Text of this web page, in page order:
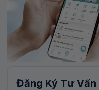
Đăng Ký Tư Vấn